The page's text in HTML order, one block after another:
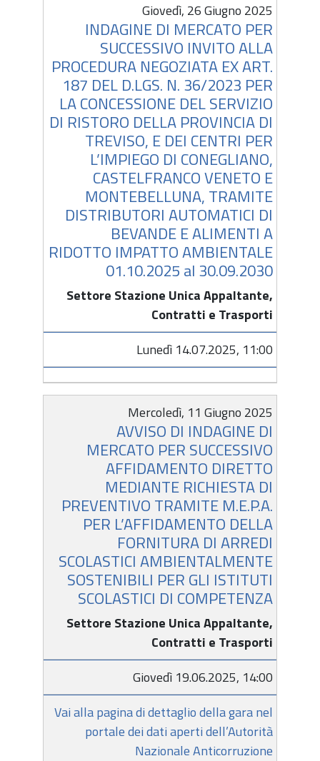
Giovedì, 26 Giugno 2025
INDAGINE DI MERCATO PER
SUCCESSIVO INVITO ALLA
PROCEDURA NEGOZIATA EX ART.
187 DEL D.LGS. N. 36/2023 PER
LA CONCESSIONE DEL SERVIZIO
DI RISTORO DELLA PROVINCIA DI
TREVISO, E DEI CENTRI PER
L’IMPIEGO DI CONEGLIANO,
CASTELFRANCO VENETO E
MONTEBELLUNA, TRAMITE
DISTRIBUTORI AUTOMATICI DI
BEVANDE E ALIMENTI A
RIDOTTO IMPATTO AMBIENTALE
01.10.2025 al 30.09.2030
Settore Stazione Unica Appaltante,
Contratti e Trasporti
Lunedì 14.07.2025, 11:00
Mercoledì, 11 Giugno 2025
AVVISO DI INDAGINE DI
MERCATO PER SUCCESSIVO
AFFIDAMENTO DIRETTO
MEDIANTE RICHIESTA DI
PREVENTIVO TRAMITE M.E.P.A.
PER L’AFFIDAMENTO DELLA
FORNITURA DI ARREDI
SCOLASTICI AMBIENTALMENTE
SOSTENIBILI PER GLI ISTITUTI
SCOLASTICI DI COMPETENZA
Settore Stazione Unica Appaltante,
Contratti e Trasporti
Giovedì 19.06.2025, 14:00
Vai alla pagina di dettaglio della gara nel
portale dei dati aperti dell’Autorità
Nazionale Anticorruzione